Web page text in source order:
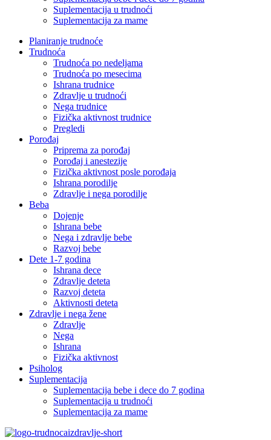
Suplementacija u trudnoći
Suplementacija za mame
Planiranje trudnoće
Trudnoća
Trudnoća po nedeljama
Trudnoća po mesecima
Ishrana trudnice
Zdravlje u trudnoći
Nega trudnice
Fizička aktivnost trudnice
Pregledi
Porođaj
Priprema za porođaj
Porođaj i anestezije
Fizička aktivnost posle porođaja
Ishrana porodilje
Zdravlje i nega porodilje
Beba
Dojenje
Ishrana bebe
Nega i zdravlje bebe
Razvoj bebe
Dete 1-7 godina
Ishrana dece
Zdravlje deteta
Razvoj deteta
Aktivnosti deteta
Zdravlje i nega žene
Zdravlje
Nega
Ishrana
Fizička aktivnost
Psiholog
Suplementacija
Suplementacija bebe i dece do 7 godina
Suplementacija u trudnoći
Suplementacija za mame